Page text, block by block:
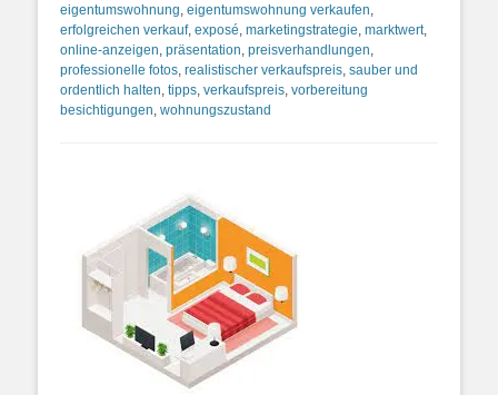
eigentumswohnung, eigentumswohnung verkaufen,
erfolgreichen verkauf, exposé, marketingstrategie, marktwert,
online-anzeigen, präsentation, preisverhandlungen,
professionelle fotos, realistischer verkaufspreis, sauber und
ordentlich halten, tipps, verkaufspreis, vorbereitung
besichtigungen, wohnungszustand